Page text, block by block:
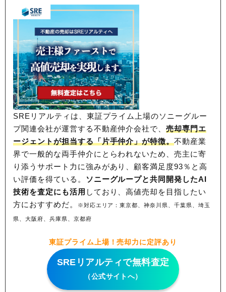
SREリアルティは、東証プライム上場のソニーグルー
プ関連会社が運営する不動産仲介会社で、売却専門エ
ージェントが担当する「片手仲介」が特徴。不動産業
界で一般的な両手仲介にとらわれないため、売主に寄
り添うサポート力に強みがあり、顧客満足度93％と高
い評価を得ている。 ソニーグループと共同開発したAI
技術を査定にも活用 しており、高値売却を目指したい
方におすすめだ。
※対応エリア：東京都、神奈川県、千葉県、埼玉
県、大阪府、兵庫県、京都府
東証プライム上場！売却力に定評あり
SREリアルティで無料査定
（公式サイトへ）